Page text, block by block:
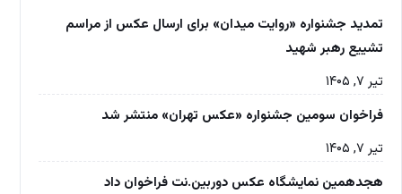
تمدید جشنواره «روایت میدان» برای ارسال عکس از مراسم
تشییع رهبر شهید
تیر ۷, ۱۴۰۵
فراخوان سومین جشنواره «عکس تهران» منتشر شد
تیر ۷, ۱۴۰۵
هجدهمین نمایشگاه عکس دوربین.نت فراخوان داد